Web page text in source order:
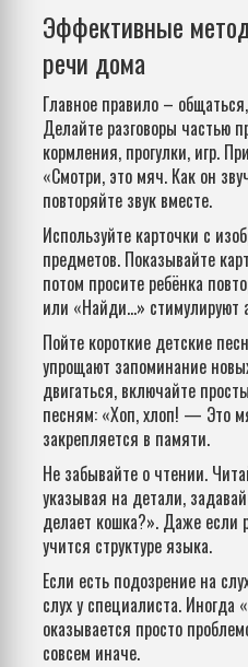
Эффективные
речи дома
Главное правило –
Делайте разговоры частью
кормления, прогулки, игр.
«Смотри, это мяч. Как он
повторяйте звук вместе.
Используйте карточки с
предметов. Показывайте
потом просите ребёнка
или «Найди...» стимулируют
Пойте короткие детские
упрощают запоминание
двигаться, включайте
песням: «Хоп, хлоп! — Это
закрепляется в памяти.
Не забывайте о чтении.
указывая на детали,
делает кошка?». Даже если
учится структуре языка.
Если есть подозрение на
слух у специалиста. Иногда
оказывается просто
совсем иначе.